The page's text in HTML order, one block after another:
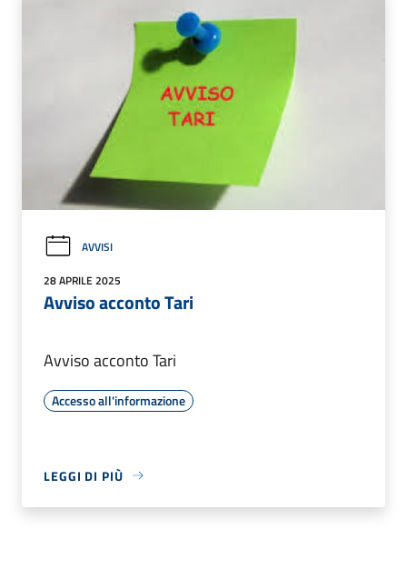
AVVISI
28 APRILE 2025
Avviso acconto Tari
Avviso acconto Tari
Accesso all'informazione
LEGGI DI PIÙ